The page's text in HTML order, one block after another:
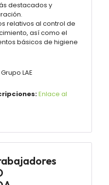
destacados y
relativos al control de
así como el
básicos de higiene
Grupo LAE
Enlace al